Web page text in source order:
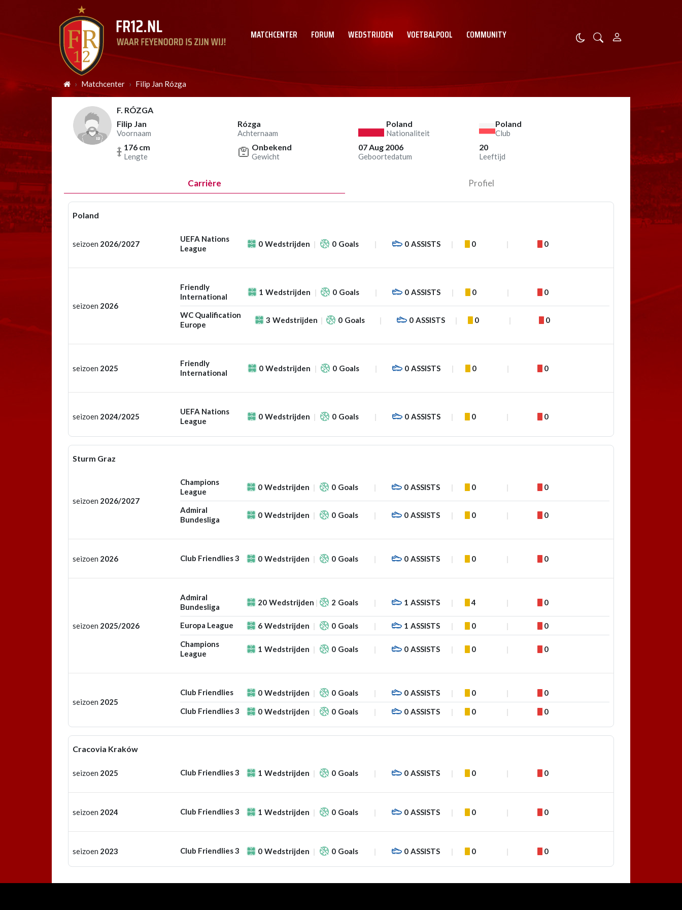
MATCHCENTER FORUM WEDSTRIJDEN VOETBALPOOL COMMUNITY
Matchcenter Filip Jan Rózga
F. RÓZGA
Filip Jan
Voornaam
Rózga
Achternaam
Poland
Nationaliteit
Poland
Club
176 cm
Lengte
Onbekend
Gewicht
07 Aug 2006
Geboortedatum
20
Leeftijd
Carrière Profiel
Poland
seizoen 2026/2027
UEFA Nations
League
0 Wedstrijden 0 Goals 0 ASSISTS 0 0
seizoen 2026
Friendly
International
1 Wedstrijden 0 Goals 0 ASSISTS 0 0
WC Qualification
Europe
3 Wedstrijden 0 Goals 0 ASSISTS 0 0
seizoen 2025
Friendly
International
0 Wedstrijden 0 Goals 0 ASSISTS 0 0
seizoen 2024/2025
UEFA Nations
League
0 Wedstrijden 0 Goals 0 ASSISTS 0 0
Sturm Graz
seizoen 2026/2027
Champions
League
0 Wedstrijden 0 Goals 0 ASSISTS 0 0
Admiral
Bundesliga
0 Wedstrijden 0 Goals 0 ASSISTS 0 0
seizoen 2026 Club Friendlies 3 0 Wedstrijden 0 Goals 0 ASSISTS 0 0
seizoen 2025/2026
Admiral
Bundesliga
20 Wedstrijden 2 Goals 1 ASSISTS 4 0
Europa League 6 Wedstrijden 0 Goals 1 ASSISTS 0 0
Champions
League
1 Wedstrijden 0 Goals 0 ASSISTS 0 0
seizoen 2025
Club Friendlies 0 Wedstrijden 0 Goals 0 ASSISTS 0 0
Club Friendlies 3 0 Wedstrijden 0 Goals 0 ASSISTS 0 0
Cracovia Kraków
seizoen 2025 Club Friendlies 3 1 Wedstrijden 0 Goals 0 ASSISTS 0 0
seizoen 2024 Club Friendlies 3 1 Wedstrijden 0 Goals 0 ASSISTS 0 0
seizoen 2023 Club Friendlies 3 0 Wedstrijden 0 Goals 0 ASSISTS 0 0